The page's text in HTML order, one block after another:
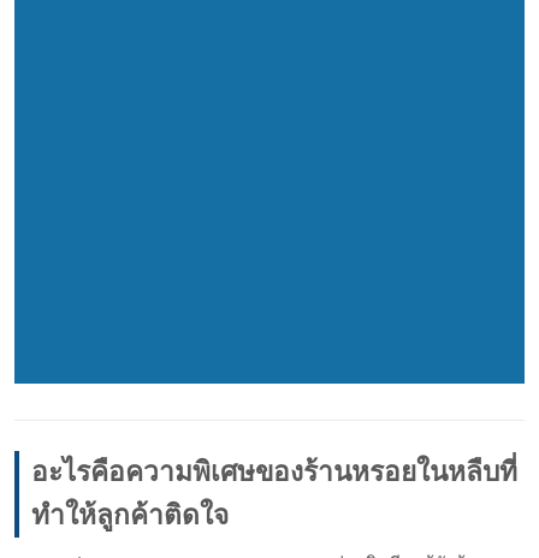
อะไรคือความพิเศษของร้านหรอยในหลืบที่
ทำให้ลูกค้าติดใจ